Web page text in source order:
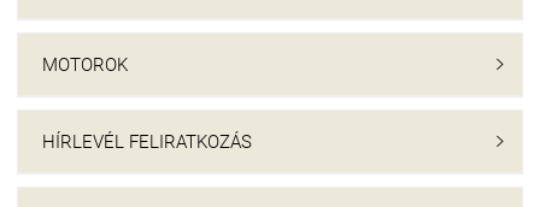
MOTOROK 
HÍRLEVÉL FELIRATKOZÁS 